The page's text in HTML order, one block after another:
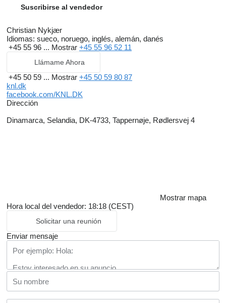
Suscribirse al vendedor
Christian Nykjær
Idiomas: sueco, noruego, inglés, alemán, danés
+45 55 96 ... Mostrar +45 55 96 52 11
Llámame Ahora
+45 50 59 ... Mostrar +45 50 59 80 87
knl.dk
facebook.com/KNL.DK
Dirección
Dinamarca, Selandia, DK-4733, Tappernøje, Rødlersvej 4
Mostrar mapa
Hora local del vendedor: 18:18 (CEST)
Solicitar una reunión
Enviar mensaje